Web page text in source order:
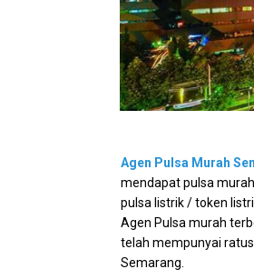
Agen Pulsa Murah
mendapat pulsa
pulsa listrik / token
Agen Pulsa murah
telah mempunyai
Semarang.